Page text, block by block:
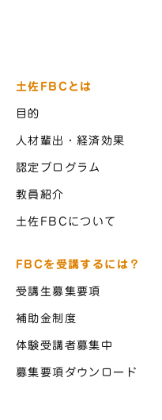
土佐FBCとは
目的
人材輩出・経済効果
認定プログラム
教員紹介
土佐FBCについて
FBCを受講するには？
受講生募集要項
補助金制度
体験受講者募集中
募集要項ダウンロード